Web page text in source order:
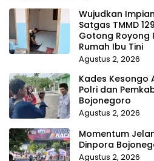
Wujudkan
Satgas TMMD
Gotong Royong
Rumah Ibu Tini
Agustus 2, 2026
Kades Kesongo
Polri dan
Bojonegoro
Agustus 2, 2026
Momentum
Dinpora
Agustus 2, 2026